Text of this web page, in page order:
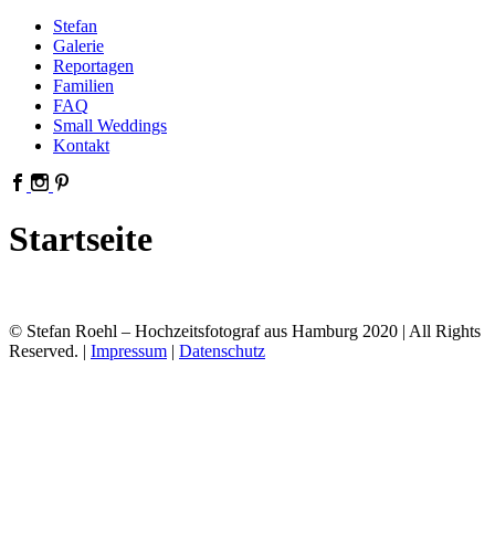
Stefan
Galerie
Reportagen
Familien
FAQ
Small Weddings
Kontakt
Startseite
© Stefan Roehl – Hochzeitsfotograf aus Hamburg 2020 | All Rights
Reserved. | Impressum | Datenschutz